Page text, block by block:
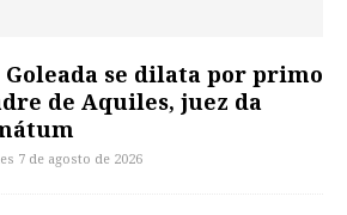
Goleada se dilata por primo
de Aquiles, juez da
7 de agosto de 2026